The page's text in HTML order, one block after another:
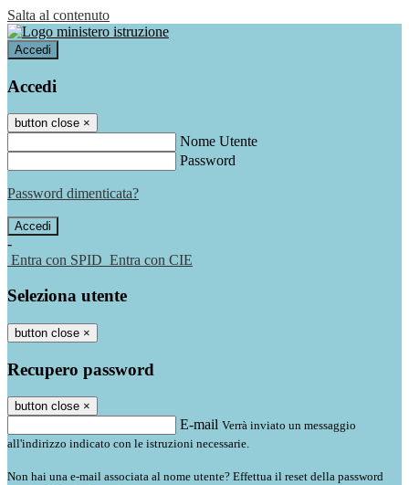
Salta al contenuto
Accedi
Accedi
button close ×
Nome Utente
Password
Password dimenticata?
-
Entra con SPID Entra con CIE
Seleziona utente
button close ×
Recupero password
button close ×
E-mail Verrà inviato un messaggio
all'indirizzo indicato con le istruzioni necessarie.
Non hai una e-mail associata al nome utente? Effettua il reset della password